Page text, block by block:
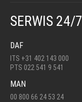
SERWIS 24/7
DAF
ITS +31 402 143 000
PTS 022 541 9 541
MAN
00 800 66 24 53 24